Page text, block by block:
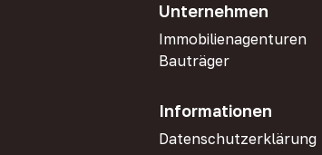
Unternehmen
Immobilienagenturen
Bauträger
Informationen
Datenschutzerklärung